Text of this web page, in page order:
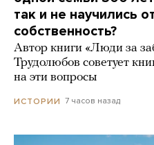
так и не научились
собственность?
Автор книги «Люди за
Трудолюбов советует
на эти вопросы
ИСТОРИИ 7 часов назад